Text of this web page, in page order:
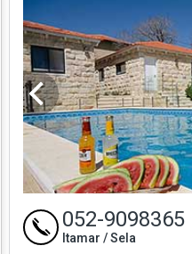
052-9098365
Itamar / Sela